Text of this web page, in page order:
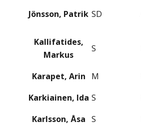
Jönsson, Patrik SD
Kallifatides,
Markus
S
Karapet, Arin M
Karkiainen, Ida S
Karlsson, Åsa S